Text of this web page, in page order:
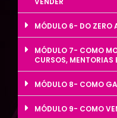
MÓDULO 6- DO ZERO
MÓDULO 7- COMO
CURSOS, MENTORIAS
MÓDULO 8- COMO
MÓDULO 9- COMO